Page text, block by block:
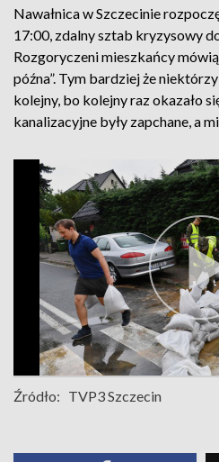
Nawałnica w Szczecinie
17:00, zdalny sztab kryzysowy
Rozgoryczeni mieszkańcy
późna”. Tym bardziej że
kolejny, bo kolejny raz okazało
kanalizacyjne były zapchane, a
Źródło: TVP3 Szczecin